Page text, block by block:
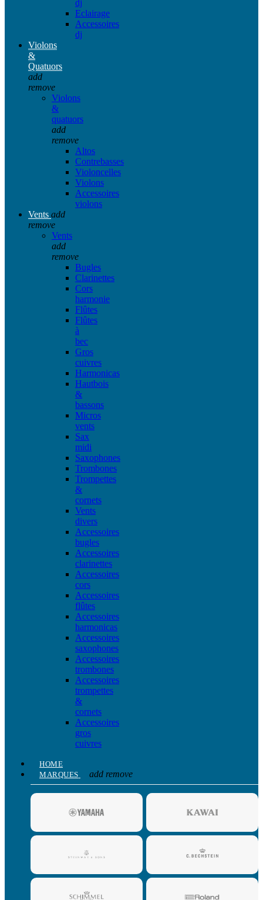
dj
Eclairage
Accessoires
dj
Violons
&
Quatuors
add
remove
Violons
&
quatuors
add
remove
Altos
Contrebasses
Violoncelles
Violons
Accessoires
violons
Vents add
remove
Vents
add
remove
Bugles
Clarinettes
Cors
harmonie
Flûtes
Flûtes
à
bec
Gros
cuivres
Harmonicas
Hautbois
&
bassons
Micros
vents
Sax
midi
Saxophones
Trombones
Trompettes
&
cornets
Vents
divers
Accessoires
bugles
Accessoires
clarinettes
Accessoires
cors
Accessoires
flûtes
Accessoires
harmonicas
Accessoires
saxophones
Accessoires
trombones
Accessoires
trompettes
&
cornets
Accessoires
gros
cuivres
HOME
MARQUES
add remove